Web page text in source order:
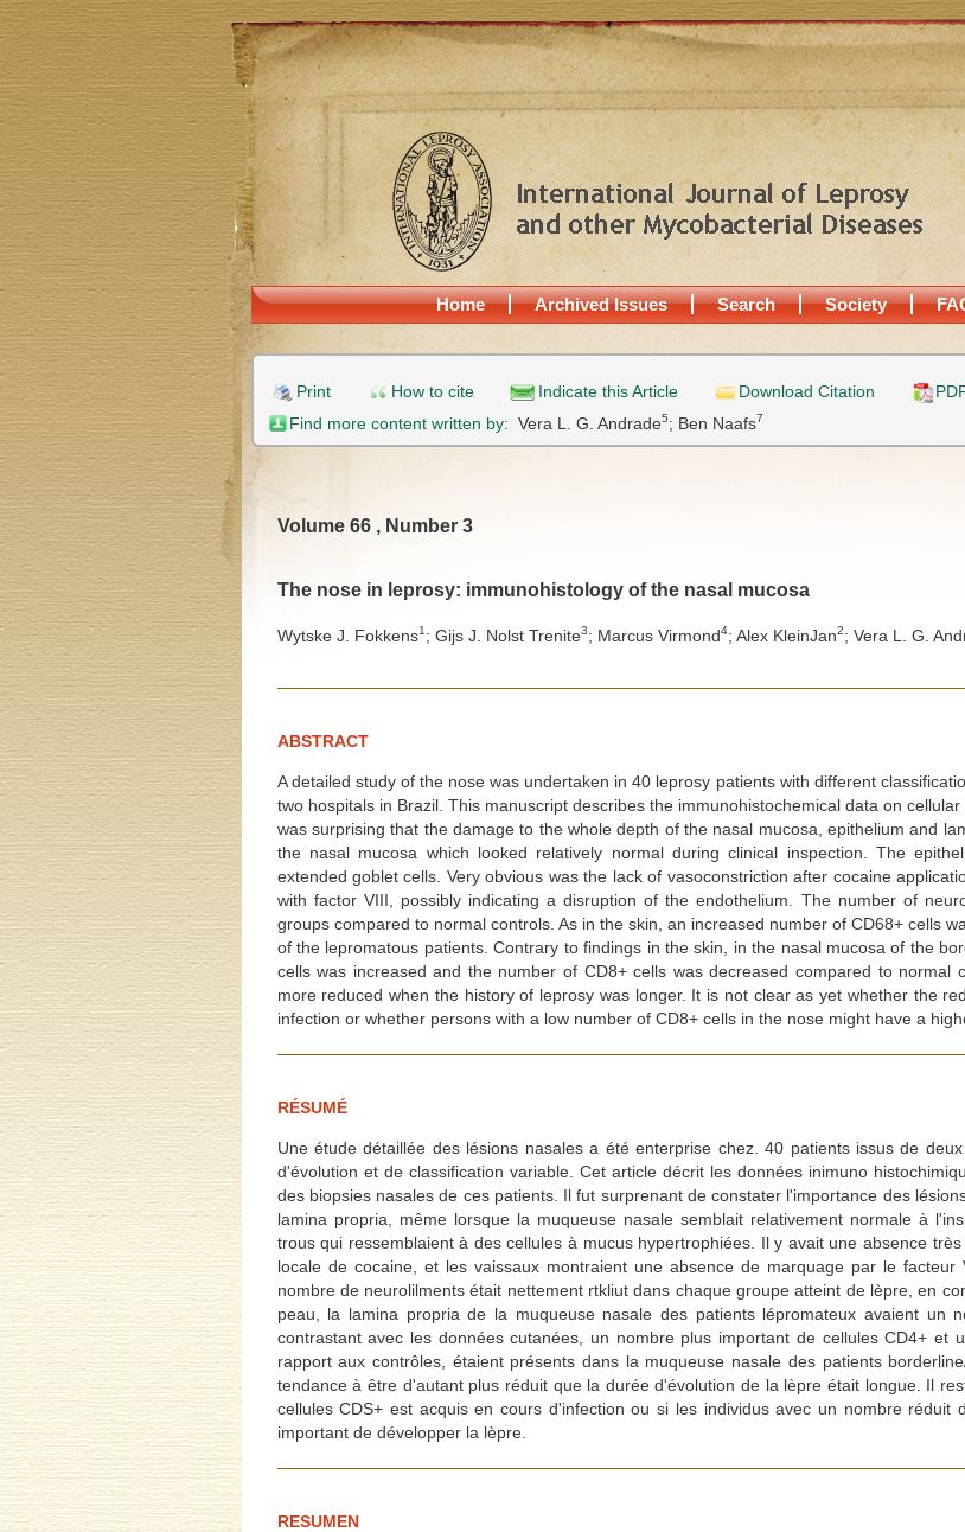
Home Archived Issues Search Society
Print How to cite Indicate this Article Download Citation
Find more content written by: Vera L. G. Andrade5; Ben Naafs7
Volume 66 , Number 3
The nose in leprosy: immunohistology of the nasal mucosa
Wytske J. Fokkens1 ; Gijs J. Nolst Trenite3; Marcus Virmond4; Alex KleinJan2; Vera L. G.
ABSTRACT
A detailed study of the nose was undertaken in 40 leprosy patients with different
two hospitals in Brazil. This manuscript describes the immunohistochemical data on
was surprising that the damage to the whole depth of the nasal mucosa, epithelium and
the nasal mucosa which looked relatively normal during clinical inspection. The
extended goblet cells. Very obvious was the lack of vasoconstriction after cocaine
with factor VIII, possibly indicating a disruption of the endothelium. The number of
groups compared to normal controls. As in the skin, an increased number of CD68+ cells
of the lepromatous patients. Contrary to findings in the skin, in the nasal mucosa of the
cells was increased and the number of CD8+ cells was decreased compared to
more reduced when the history of leprosy was longer. It is not clear as yet whether the
infection or whether persons with a low number of CD8+ cells in the nose might have a
RÉSUMÉ
Une étude détaillée des lésions nasales a été enterprise chez. 40 patients issus de
d'évolution et de classification variable. Cet article décrit les données inimuno
des biopsies nasales de ces patients. Il fut surprenant de constater l'importance des
lamina propria, même lorsque la muqueuse nasale semblait relativement normale à
trous qui ressemblaient à des cellules à mucus hypertrophiées. Il y avait une absence
locale de cocaine, et les vaissaux montraient une absence de marquage par le
nombre de neurolilments était nettement rtkliut dans chaque groupe atteint de lèpre, en
peau, la lamina propria de la muqueuse nasale des patients lépromateux avaient un
contrastant avec les données cutanées, un nombre plus important de cellules CD4+ et
rapport aux contrôles, étaient présents dans la muqueuse nasale des patients
tendance à être d'autant plus réduit que la durée d'évolution de la lèpre était longue. Il
cellules CDS+ est acquis en cours d'infection ou si les individus avec un nombre
important de développer la lèpre.
RESUMEN